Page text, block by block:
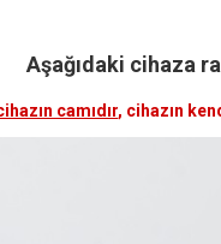
Aşağıdaki cihaza
camıdır, cihazın